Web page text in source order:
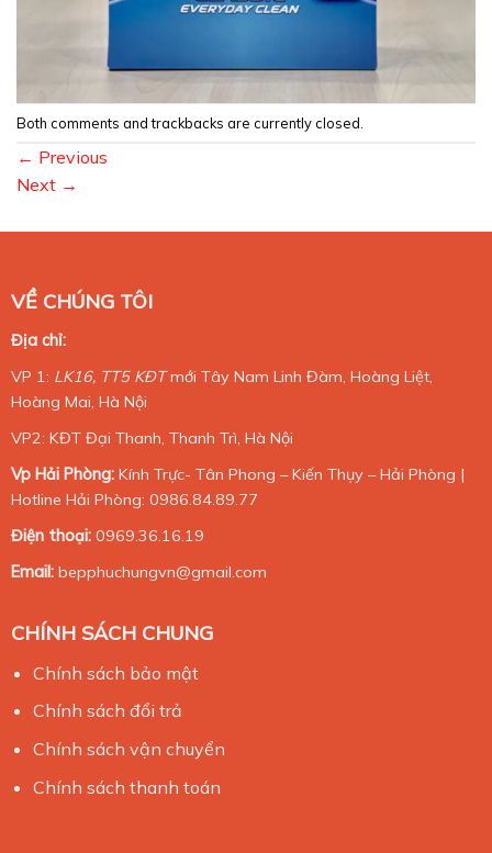
Both comments and trackbacks are currently closed.
← Previous
Next →
VỀ CHÚNG TÔI
Địa chỉ:
VP 1: LK16, TT5 KĐTmới Tây Nam Linh Đàm, Hoàng Liệt,
Hoàng Mai, Hà Nội
VP2: KĐT Đại Thanh, Thanh Trì, Hà Nội
Vp Hải Phòng:Kính Trực- Tân Phong – Kiến Thụy – Hải Phòng |
Hotline Hải Phòng: 0986.84.89.77
Điện thoại:0969.36.16.19
Email:bepphuchungvn@gmail.com
CHÍNH SÁCH CHUNG
Chính sách bảo mật
Chính sách đổi trả
Chính sách vận chuyển
Chính sách thanh toán